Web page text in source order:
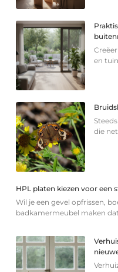
en
die
HPL platen kiezen voor een
Wil je een gevel opfrissen,
badkamermeubel maken